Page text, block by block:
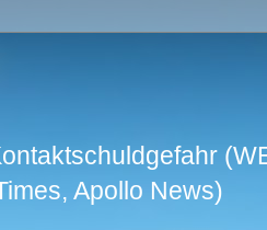
Apollo News)